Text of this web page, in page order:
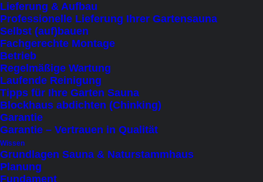
Lieferung & Aufbau
Professionelle Lieferung Ihrer Gartensauna
Selbst (auf)bauen
Fachgerechte Montage
Betrieb
Regelmäßige Wartung
Laufende Reinigung
Tipps für Ihre Garten Sauna
Blockhaus abdichten (Chinking)
Garantie
Garantie – Vertrauen in Qualität
Wissen
Grundlagen Sauna & Naturstammhaus
Planung
Fundament
bis 3 Personen (sitzend)(2)
bis 4 Personen (sitzend)
bis 5 Personen (sitzend)
bis 6 Personen (sitzend)
bis 7 Personen (sitzend)
bis 8 Personen (sitzend)(2)
Elektroofen(11)
Holzofen